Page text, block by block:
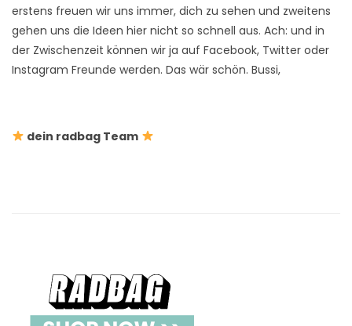
erstens freuen wir uns immer, dich zu sehen und zweitens
gehen uns die Ideen hier nicht so schnell aus. Ach: und in
der Zwischenzeit können wir ja auf Facebook, Twitter oder
Instagram Freunde werden. Das wär schön. Bussi,
dein radbag Team